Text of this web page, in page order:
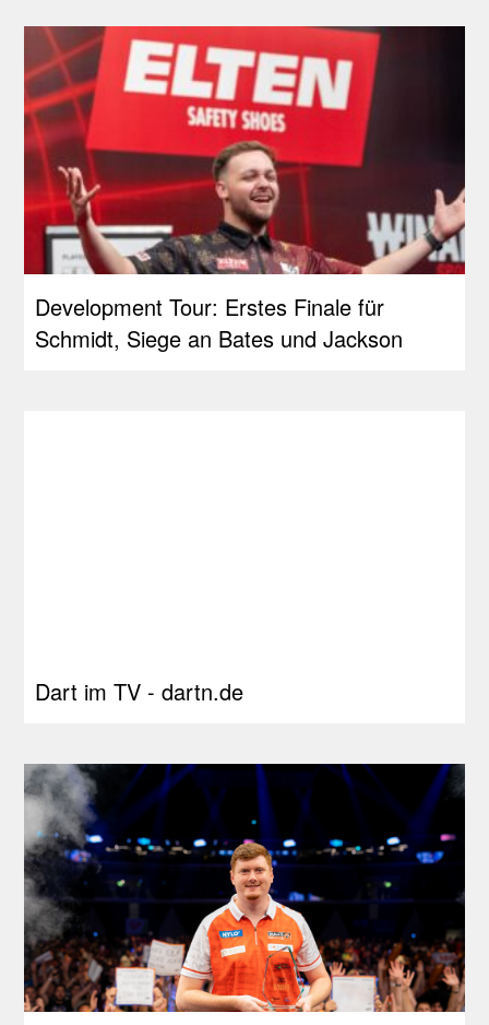
Development Tour: Erstes Finale für
Schmidt, Siege an Bates und Jackson
Dart im TV - dartn.de